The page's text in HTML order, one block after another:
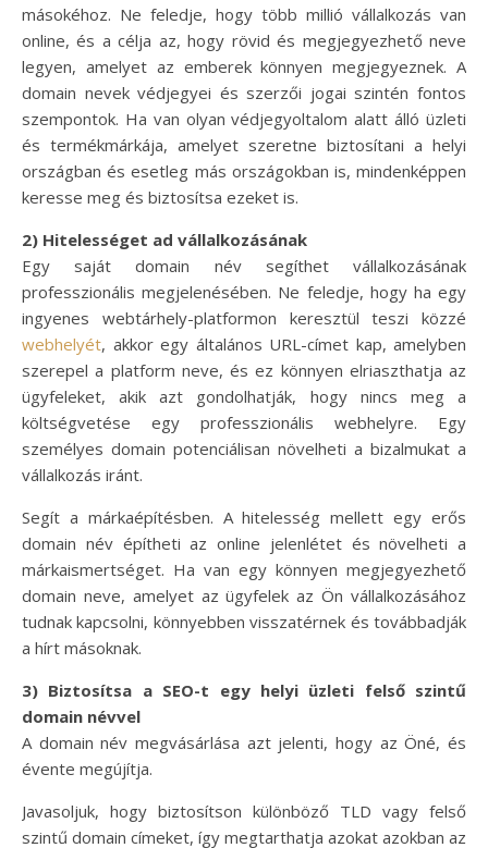
másokéhoz. Ne feledje, hogy több millió vállalkozás van
online, és a célja az, hogy rövid és megjegyezhető neve
legyen, amelyet az emberek könnyen megjegyeznek. A
domain nevek védjegyei és szerzői jogai szintén fontos
szempontok. Ha van olyan védjegyoltalom alatt álló üzleti
és termékmárkája, amelyet szeretne biztosítani a helyi
országban és esetleg más országokban is, mindenképpen
keresse meg és biztosítsa ezeket is.
2) Hitelességet ad vállalkozásának
Egy saját domain név segíthet vállalkozásának
professzionális megjelenésében. Ne feledje, hogy ha egy
ingyenes webtárhely-platformon keresztül teszi közzé
webhelyét, akkor egy általános URL-címet kap, amelyben
szerepel a platform neve, és ez könnyen elriaszthatja az
ügyfeleket, akik azt gondolhatják, hogy nincs meg a
költségvetése egy professzionális webhelyre. Egy
személyes domain potenciálisan növelheti a bizalmukat a
vállalkozás iránt.
Segít a márkaépítésben. A hitelesség mellett egy erős
domain név építheti az online jelenlétet és növelheti a
márkaismertséget. Ha van egy könnyen megjegyezhető
domain neve, amelyet az ügyfelek az Ön vállalkozásához
tudnak kapcsolni, könnyebben visszatérnek és továbbadják
a hírt másoknak.
3) Biztosítsa a SEO-t egy helyi üzleti felső szintű
domain névvel
A domain név megvásárlása azt jelenti, hogy az Öné, és
évente megújítja.
Javasoljuk, hogy biztosítson különböző TLD vagy felső
szintű domain címeket, így megtarthatja azokat azokban az